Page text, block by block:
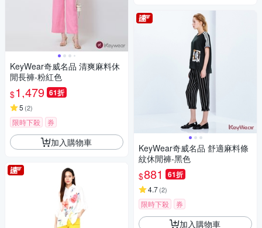
KeyWear奇威名品 清爽麻料休
閒長褲-粉紅色
$1,479 61折
5 (2)
限時下殺 券
加入購物車
KeyWear奇威名品 舒適麻料條
紋休閒褲-黑色
$881 61折
4.7(2)
限時下殺 券
加入購物車